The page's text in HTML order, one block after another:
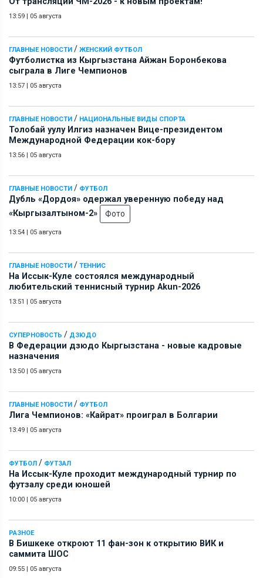
13:59 | 05 августа
ГЛАВНЫЕ НОВОСТИ / ЖЕНСКИЙ ФУТБОЛ
Футболистка из Кыргызстана Айжан Боронбекова
сыграла в Лиге Чемпионов
13:57 | 05 августа
ГЛАВНЫЕ НОВОСТИ / НАЦИОНАЛЬНЫЕ ВИДЫ СПОРТА
Толобай уулу Илгиз назначен Вице-президентом
Международной Федерации кок-бору
13:56 | 05 августа
ГЛАВНЫЕ НОВОСТИ / ФУТБОЛ
Дубль «Дордоя» одержал уверенную победу над
«Кыргызалтыном-2»
Фото
13:54 | 05 августа
ГЛАВНЫЕ НОВОСТИ / ТЕННИС
На Иссык-Куле состоялся международный
любительский теннисный турнир Akun-2026
13:51 | 05 августа
СУПЕРНОВОСТЬ / ДЗЮДО
В Федерации дзюдо Кыргызстана - новые кадровые
назначения
13:50 | 05 августа
ГЛАВНЫЕ НОВОСТИ / ФУТБОЛ
Лига Чемпионов: «Кайрат» проиграл в Болгарии
13:49 | 05 августа
ФУТБОЛ / ФУТЗАЛ
На Иссык-Куле проходит международный турнир по
футзалу среди юношей
10:00 | 05 августа
РАЗНОЕ
В Бишкеке откроют 11 фан-зон к открытию ВИК и
саммита ШОС
09:55 | 05 августа